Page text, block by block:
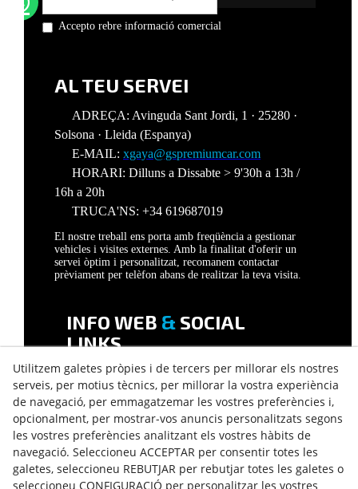
Accepto rebre informació comercial
AL TEU SERVEI
ADREÇA: Avinguda Sant Jordi, 1 · 25280 ·
Solsona · Lleida (Espanya)
E-MAIL: xgaya@gspremiumcar.com
HORARI: Dilluns a Dissabte > 9'30h a 13h /
16h a 20h
TRUCA'NS: +34 619687019
El nostre treball ens porta amb freqüència a gestionar
vehicles i visites externes. Amb la finalitat d'oferir un
servei òptim i personalitzat, recomanem contactar
prèviament per telèfon abans de realitzar la teva visita.
INFO WEB & SOCIAL
LINKS
AVÍS LEGAL
POLÍTICA DE PRIVACITAT
POLÍTICA DE COOKIES
DECLARACIÓ D'ACCESSIBILITAT
Utilitzem galetes pròpies i de tercers per millorar els nostres
serveis, per motius tècnics, per millorar la vostra experiència
de navegació, per emmagatzemar les vostres preferències i,
opcionalment, per mostrar-vos anuncis personalitzats segons
les vostres preferències analitzant els vostres hàbits de
navegació. Seleccioneu ACCEPTAR per consentir totes les
galetes, seleccioneu REBUTJAR per rebutjar totes les galetes o
seleccioneu CONFIGURACIÓ per personalitzar les vostres